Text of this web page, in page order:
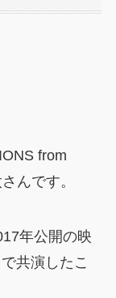
from
んです。
年公開の映
共演したこ